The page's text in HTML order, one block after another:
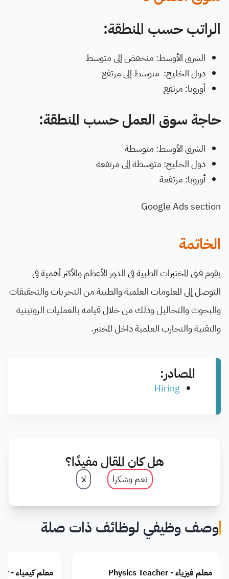
الراتب حسب المنطقة:
الشرق الأوسط: منخفض إلى متوسط
دول الخليج: متوسط إلى مرتفع
أوروبا: مرتفع
حاجة سوق العمل حسب المنطقة:
الشرق الأوسط: متوسطة
دول الخليج: متوسطة إلى مرتفعة
أوروبا: مرتفعة
Google Ads section
الخاتمة
يقوم فني المختبرات الطبية في الدور الأعظم والأكثر أهمية في
التوصل إلى المعلومات العلمية والطبية من التحريات والتحقيقات
والبحوث والتحاليل وذلك من خلال قيامه بالعمليات الروتينية
والتقنية والتجارب العلمية داخل المختبر.
المصادر:
Hiring
هل كان المقال مفيدًا؟
نعم وشكرا لا
وصف وظيفي لوظائف ذات صلة
معلم فيزياء - Physics Teacher معلم كيمياء - Chemistry Teacher